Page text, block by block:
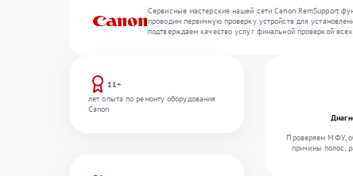
Сервисные мастерские нашей сети Canon RemSupport
проводим первичную проверку устройств для
подтверждаем качество услуг финальной проверкой
11+
лет опыта по ремонту оборудования
Canon
Проверяем МФУ,
причины полос,